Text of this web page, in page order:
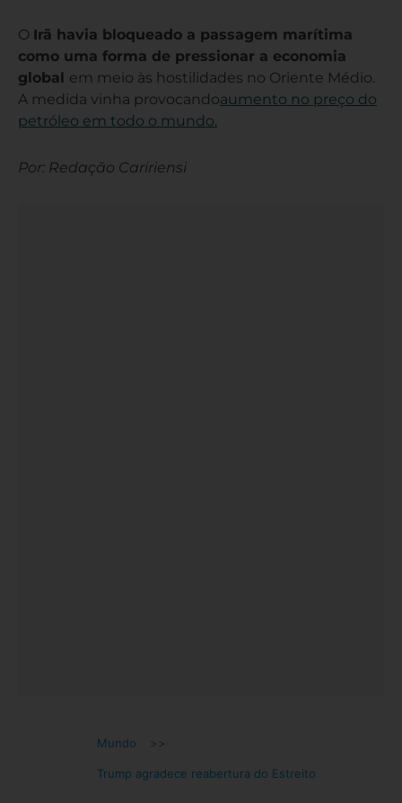
O Irã havia bloqueado a passagem marítima
como uma forma de pressionar a economia
global em meio às hostilidades no Oriente Médio.
A medida vinha provocandoaumento no preço do
petróleo em todo o mundo.
Por: Redação Caririensi
Mundo >>
Trump agradece reabertura do Estreito